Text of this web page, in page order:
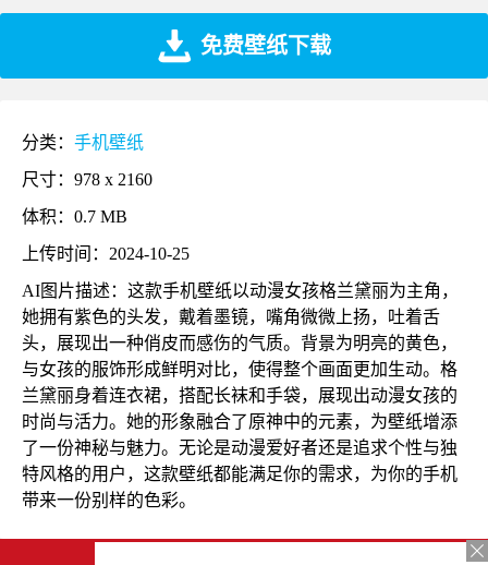
免费壁纸下载
分类： 手机壁纸
尺寸：978 x 2160
体积：0.7 MB
上传时间：2024-10-25
AI图片描述：这款手机壁纸以动漫女孩格兰黛丽为主角，
她拥有紫色的头发，戴着墨镜，嘴角微微上扬，吐着舌
头，展现出一种俏皮而感伤的气质。背景为明亮的黄色，
与女孩的服饰形成鲜明对比，使得整个画面更加生动。格
兰黛丽身着连衣裙，搭配长袜和手袋，展现出动漫女孩的
时尚与活力。她的形象融合了原神中的元素，为壁纸增添
了一份神秘与魅力。无论是动漫爱好者还是追求个性与独
特风格的用户，这款壁纸都能满足你的需求，为你的手机
带来一份别样的色彩。